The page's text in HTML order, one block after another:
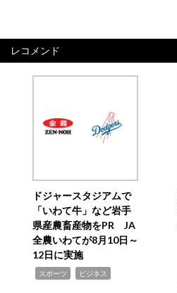
レコメンド
ドジャースタジアムで
「いわて牛」など岩手
県産農畜産物をPR JA
全農いわてが8月10日～
12日に実施
スポーツ ビジネス